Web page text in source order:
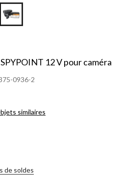
12 V pour caméra
0936-2
similaires
de soldes